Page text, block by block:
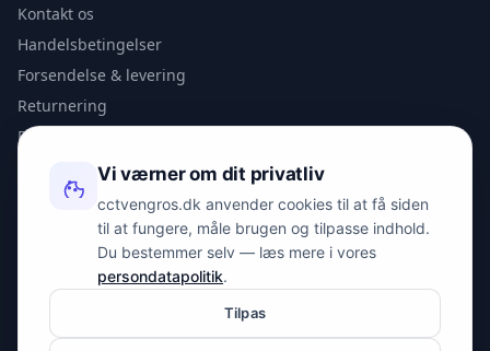
Kontakt os
Handelsbetingelser
Forsendelse & levering
Returnering
Privatlivspolitik
KONTAKT
info@spyman.dk
Peter Bangs Vej 153, 2000 Frederiksberg
Vi værner om dit privatliv
cctvengros.dk anvender cookies til at få siden
til at fungere, måle brugen og tilpasse indhold.
Du bestemmer selv — læs mere i vores
persondatapolitik.
Tilpas